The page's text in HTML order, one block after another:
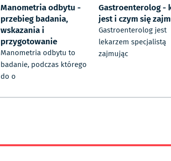
Manometria odbytu -
przebieg badania,
wskazania i
przygotowanie
Manometria odbytu to
badanie, podczas którego
do o
Gastroenterolog -
jest i czym się
Gastroenterolog jest
lekarzem specjalistą
zajmując